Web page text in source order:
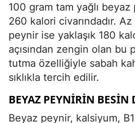
100 gram tam yağlı
260 kalori civarındadır. Az
peynir ise yaklaşık 180
açısından zengin olan bu
tutma özelliğiyle sabah
sıklıkla tercih edilir.
BEYAZ PEYNIRIN BESIN
Beyaz peynir, kalsiyum,